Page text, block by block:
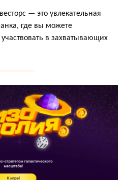
— это увлекательная
где вы можете
в захватывающих